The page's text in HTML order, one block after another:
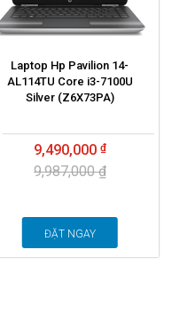
Laptop Hp Pavilion 14-
AL114TU Core i3-7100U
Silver (Z6X73PA)
9,490,000
9,987,000 ₫
ĐẶT NGAY